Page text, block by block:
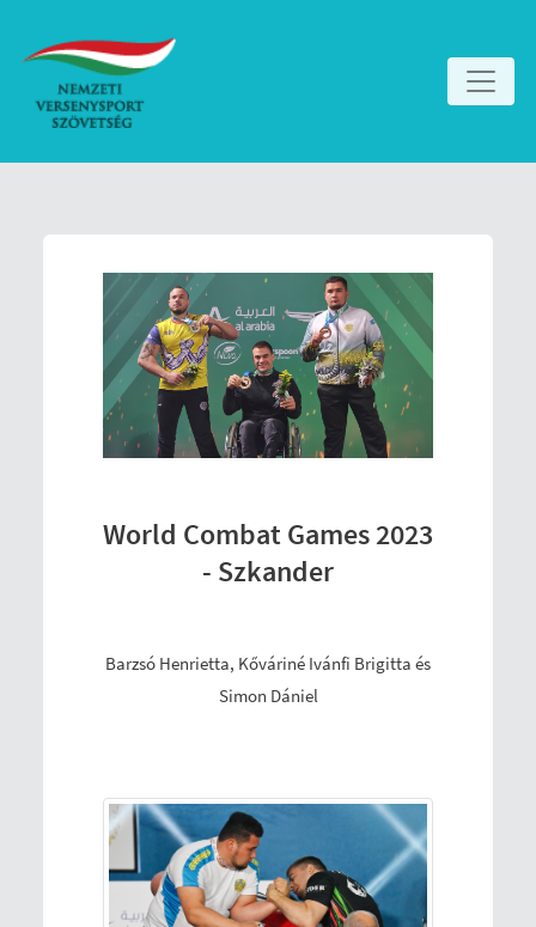
World Combat Games 2023
- Szkander
Barzsó Henrietta, Kőváriné Ivánfi Brigitta és
Simon Dániel